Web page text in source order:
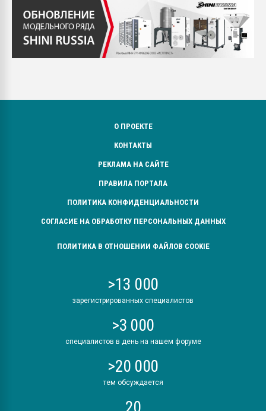
О ПРОЕКТЕ
КОНТАКТЫ
РЕКЛАМА НА САЙТЕ
ПРАВИЛА ПОРТАЛА
ПОЛИТИКА КОНФИДЕНЦИАЛЬНОСТИ
СОГЛАСИЕ НА ОБРАБОТКУ ПЕРСОНАЛЬНЫХ ДАННЫХ
ПОЛИТИКА В ОТНОШЕНИИ ФАЙЛОВ COOKIE
>13 000
зарегистрированных специалистов
>3 000
специалистов в день на нашем форуме
>20 000
тем обсуждается
20